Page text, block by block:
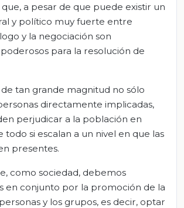
a pesar de que puede existir un
y político muy fuerte entre
y la negociación son
para la resolución de
tan grande magnitud no sólo
directamente implicadas,
perjudicar a la población en
todo si escalan a un nivel en que las
presentes.
como sociedad, debemos
en conjunto por la promoción de la
y los grupos, es decir, optar